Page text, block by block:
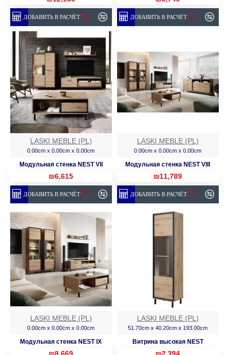
ДОБАВИТЬ В РАСЧЁТ ДОБАВИТЬ В РАСЧЁТ
LASKI MEBLE (PL)
0.00cm x 0.00cm x 0.00cm
Модульная стенка NEST VII
₪6,615
ДОБАВИТЬ В РАСЧЁТ
LASKI MEBLE (PL)
0.00cm x 0.00cm x 0.00cm
Модульная стенка NEST VIII
₪11,789
ДОБАВИТЬ В РАСЧЁТ
LASKI MEBLE (PL)
0.00cm x 0.00cm x 0.00cm
Модульная стенка NEST IX
LASKI MEBLE (PL)
51.70cm x 40.20cm x 193.00cm
Витрина высокая NEST